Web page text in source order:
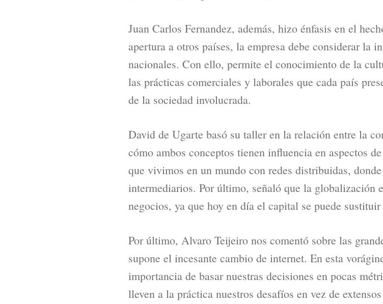
Juan Carlos Fernandez, además, hizo énfasis en el
apertura a otros países, la empresa debe considerar la
nacionales. Con ello, permite el conocimiento de la
las prácticas comerciales y laborales que cada país
de la sociedad involucrada.
David de Ugarte basó su taller en la relación entre la
cómo ambos conceptos tienen influencia en aspectos
que vivimos en un mundo con redes distribuidas,
intermediarios. Por último, señaló que la globalización
negocios, ya que hoy en día el capital se puede
Por último, Alvaro Teijeiro nos comentó sobre las
supone el incesante cambio de internet. En esta
importancia de basar nuestras decisiones en pocas
lleven a la práctica nuestros desafíos en vez de